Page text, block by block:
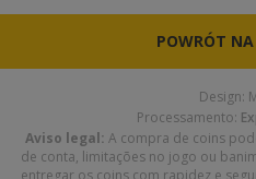
POWRÓT NA
Design:
Processamento:
Aviso legal: A compra de coins
de conta, limitações no jogo ou
entregar os coins com rapidez e